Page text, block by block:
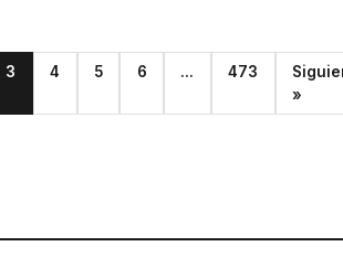
3 4 5 6 ... 473
»